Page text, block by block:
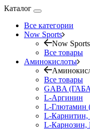
Каталог
Все категории
Now Sports
Now Sports
Все товары
Аминокислоты
Все товары
GABA
L-Аргинин
L-Глютамин
L-
L-Карнозин,